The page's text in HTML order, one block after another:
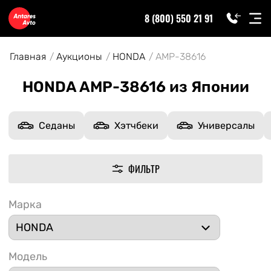
8 (800) 550 21 91
Главная Аукционы HONDA AMP-38616
HONDA AMP-38616 из Японии
Седаны Хэтчбеки Универсалы
ФИЛЬТР
Марка
Модель